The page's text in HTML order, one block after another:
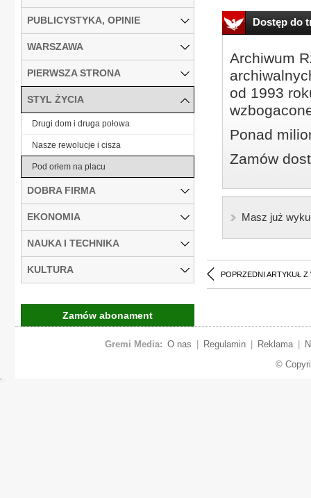
Dostęp do
Archiwum
od 1993
Ponad
Zamów
Masz już
POPRZEDNI ARTYKUŁ Z
PUBLICYSTYKA, OPINIE
WARSZAWA
PIERWSZA STRONA
STYL ŻYCIA
Drugi dom i druga połowa
Nasze rewolucje i cisza
Pod orłem na placu
DOBRA FIRMA
EKONOMIA
NAUKA I TECHNIKA
KULTURA
Zamów abonament
Gremi Media: O nas Regulamin Reklama
©